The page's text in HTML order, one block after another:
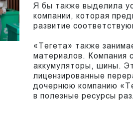
Я бы также выделила
компании, которая
развитие
«Тегета» также
материалов. Компания
аккумуляторы, шины.
лицензированные
дочернюю компанию
в полезные ресурсы